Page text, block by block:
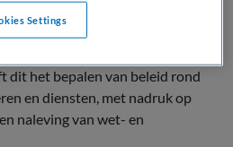
is voor de strategische
dit het bepalen van beleid rond
en diensten, met nadruk op
naleving van wet- en
Settings